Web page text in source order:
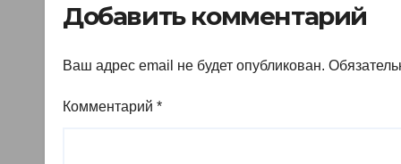
Добавить комментарий
Ваш адрес email не будет опубликован.
Комментарий *